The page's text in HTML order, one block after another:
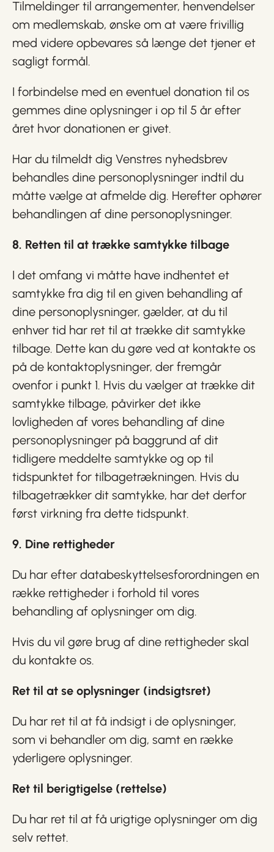
Tilmeldinger til arrangementer, henvendelser
om medlemskab, ønske om at være frivillig
med videre opbevares så længe det tjener et
sagligt formål.
I forbindelse med en eventuel donation til os
gemmes dine oplysninger i op til 5 år efter
året hvor donationen er givet.
Har du tilmeldt dig Venstres nyhedsbrev
behandles dine personoplysninger indtil du
måtte vælge at afmelde dig. Herefter ophører
behandlingen af dine personoplysninger.
8. Retten til at trække samtykke tilbage
I det omfang vi måtte have indhentet et
samtykke fra dig til en given behandling af
dine personoplysninger, gælder, at du til
enhver tid har ret til at trække dit samtykke
tilbage. Dette kan du gøre ved at kontakte os
på de kontaktoplysninger, der fremgår
ovenfor i punkt 1. Hvis du vælger at trække dit
samtykke tilbage, påvirker det ikke
lovligheden af vores behandling af dine
personoplysninger på baggrund af dit
tidligere meddelte samtykke og op til
tidspunktet for tilbagetrækningen. Hvis du
tilbagetrækker dit samtykke, har det derfor
først virkning fra dette tidspunkt.
9. Dine rettigheder
Du har efter databeskyttelsesforordningen en
række rettigheder i forhold til vores
behandling af oplysninger om dig.
Hvis du vil gøre brug af dine rettigheder skal
du kontakte os.
Ret til at se oplysninger (indsigtsret)
Du har ret til at få indsigt i de oplysninger,
som vi behandler om dig, samt en række
yderligere oplysninger.
Ret til berigtigelse (rettelse)
Du har ret til at få urigtige oplysninger om dig
selv rettet.